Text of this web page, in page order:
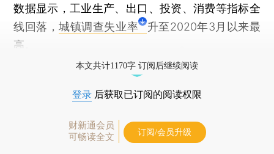
数据显示，工业生产、出口、投资、消费等指标全
线回落，城镇调查失业率
升至2020年3月以来最
高。
本文共计1170字 订阅后继续阅读
登录 后获取已订阅的阅读权限
财新通会员
可畅读全文
订阅/会员升级